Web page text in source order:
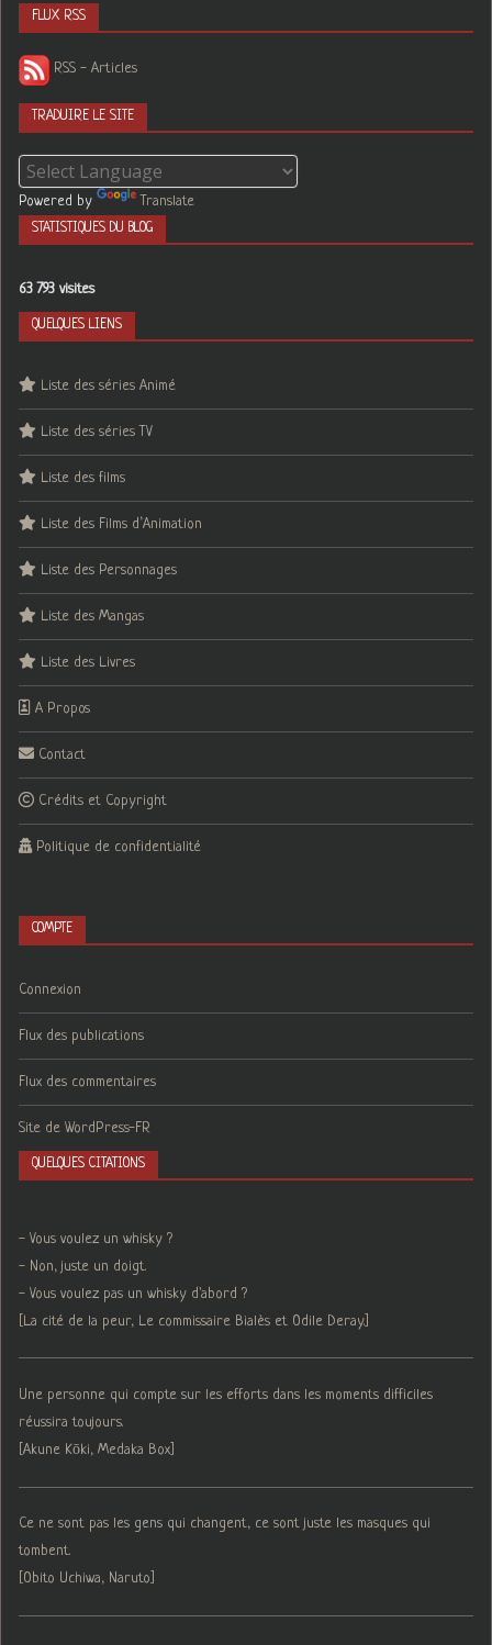
FLUX RSS
RSS - Articles
TRADUIRE LE SITE
Powered by Translate
STATISTIQUES DU BLOG
63 793 visites
QUELQUES LIENS
Liste des séries Animé
Liste des séries TV
Liste des films
Liste des Films d’Animation
Liste des Personnages
Liste des Mangas
Liste des Livres
A Propos
Contact
Crédits et Copyright
Politique de confidentialité
COMPTE
Connexion
Flux des publications
Flux des commentaires
Site de WordPress-FR
QUELQUES CITATIONS
- Vous voulez un whisky ?
- Non, juste un doigt.
- Vous voulez pas un whisky d'abord ?
[La cité de la peur, Le commissaire Bialès et Odile Deray.]
Une personne qui compte sur les efforts dans les moments difficiles
réussira toujours.
[Akune Kōki, Medaka Box]
Ce ne sont pas les gens qui changent, ce sont juste les masques qui
tombent.
[Obito Uchiwa, Naruto]